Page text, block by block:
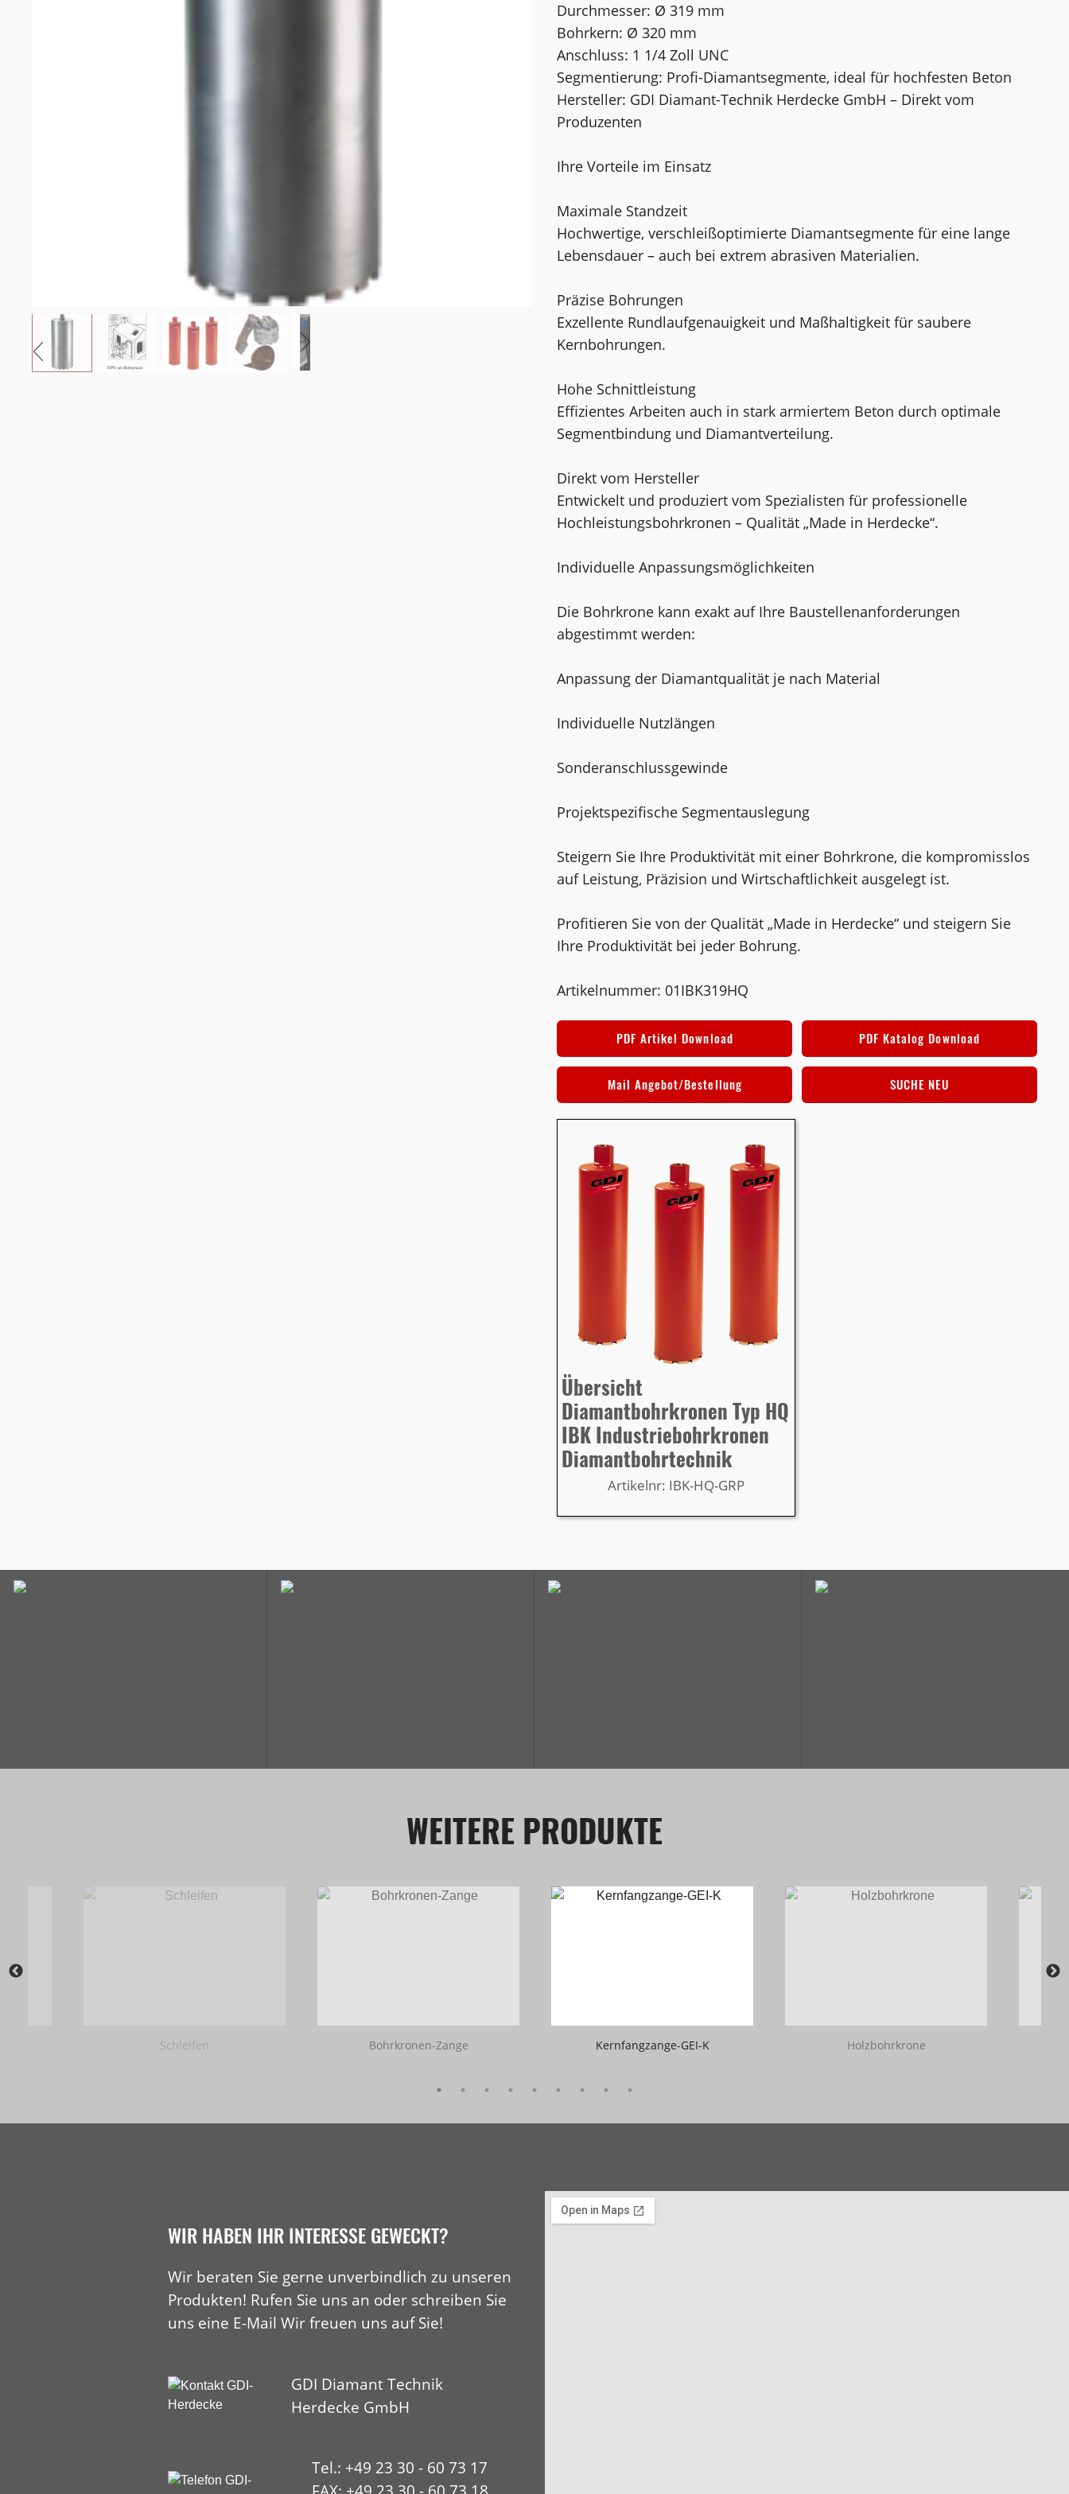
Durchmesser: Ø 319 mm
Bohrkern: Ø 320 mm
Anschluss: 1 1/4 Zoll UNC
Segmentierung: Profi-Diamantsegmente, ideal für hochfesten Beton
Hersteller: GDI Diamant-Technik Herdecke GmbH – Direkt vom
Produzenten
Ihre Vorteile im Einsatz
Maximale Standzeit
Hochwertige, verschleißoptimierte Diamantsegmente für eine lange
Lebensdauer – auch bei extrem abrasiven Materialien.
Präzise Bohrungen
Exzellente Rundlaufgenauigkeit und Maßhaltigkeit für saubere
Kernbohrungen.
Hohe Schnittleistung
Effizientes Arbeiten auch in stark armiertem Beton durch optimale
Segmentbindung und Diamantverteilung.
Direkt vom Hersteller
Entwickelt und produziert vom Spezialisten für professionelle
Hochleistungsbohrkronen – Qualität „Made in Herdecke“.
Individuelle Anpassungsmöglichkeiten
Die Bohrkrone kann exakt auf Ihre Baustellenanforderungen
abgestimmt werden:
Anpassung der Diamantqualität je nach Material
Individuelle Nutzlängen
Sonderanschlussgewinde
Projektspezifische Segmentauslegung
Steigern Sie Ihre Produktivität mit einer Bohrkrone, die kompromisslos
auf Leistung, Präzision und Wirtschaftlichkeit ausgelegt ist.
Profitieren Sie von der Qualität „Made in Herdecke“ und steigern Sie
Ihre Produktivität bei jeder Bohrung.
Artikelnummer: 01IBK319HQ
PDF Artikel Download PDF Katalog Download
Mail Angebot/Bestellung SUCHE NEU
Übersicht
Diamantbohrkronen Typ HQ
IBK Industriebohrkronen
Diamantbohrtechnik
Artikelnr: IBK-HQ-GRP
WEITERE PRODUKTE
Schleifen Bohrkronen-Zange Kernfangzange-GEI-K Holzbohrkrone
WIR HABEN IHR INTERESSE GEWECKT?
Wir beraten Sie gerne unverbindlich zu unseren
Produkten! Rufen Sie uns an oder schreiben Sie
uns eine E-Mail Wir freuen uns auf Sie!
GDI Diamant Technik
Herdecke GmbH
Tel.: +49 23 30 - 60 73 17